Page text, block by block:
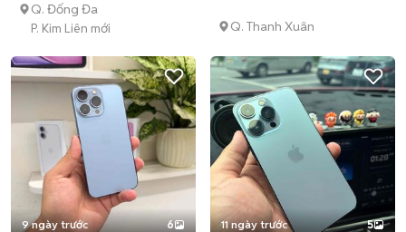
Q. Đống Đa
P. Kim Liên mới
Q. Thanh Xuân
9 ngày trước 6 11 ngày trước 5